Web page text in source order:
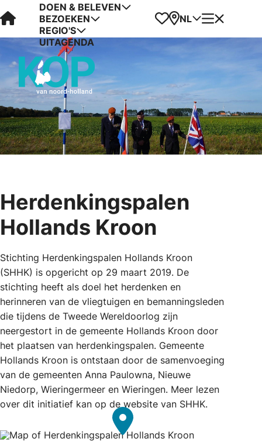
Visit Kop van Holland
DOEN & BELEVEN
BEZOEKEN
REGIO'S
UITAGENDA
Favorieten
Kaart
NL Menu
Herdenkingspalen
Hollands Kroon
Stichting Herdenkingspalen Hollands Kroon
(SHHK) is opgericht op 29 maart 2019. De
stichting heeft als doel het herdenken en
herinneren van de vliegtuigen en bemanningsleden
die tijdens de Tweede Wereldoorlog zijn
neergestort in de gemeente Hollands Kroon door
het plaatsen van herdenkingspalen. Gemeente
Hollands Kroon is ontstaan door de samenvoeging
van de gemeenten Anna Paulowna, Nieuwe
Niedorp, Wieringermeer en Wieringen. Meer lezen
over dit initiatief kan op de website van SHHK.